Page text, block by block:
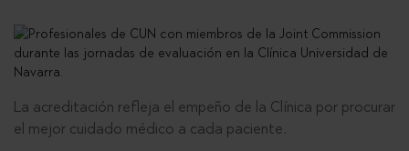
La acreditación refleja el empeño de la Clínica por procurar
el mejor cuidado médico a cada paciente.